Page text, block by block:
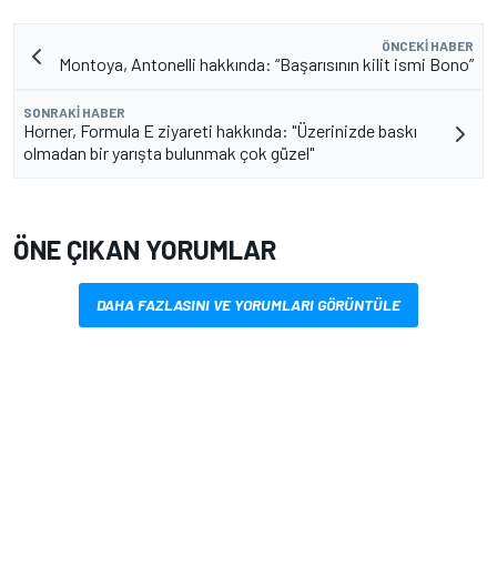
ÖNCEKI HABER
Montoya, Antonelli hakkında: “Başarısının kilit ismi Bono”
SONRAKI HABER
Horner, Formula E ziyareti hakkında: "Üzerinizde baskı
olmadan bir yarışta bulunmak çok güzel"
ÖNE ÇIKAN YORUMLAR
DAHA FAZLASINI VE YORUMLARI GÖRÜNTÜLE